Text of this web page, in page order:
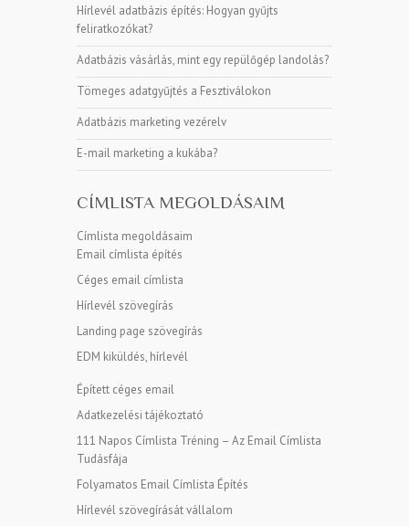
Hírlevél adatbázis építés: Hogyan gyűjts
feliratkozókat?
Adatbázis vásárlás, mint egy repülőgép landolás?
Tömeges adatgyűjtés a Fesztiválokon
Adatbázis marketing vezérelv
E-mail marketing a kukába?
CÍMLISTA MEGOLDÁSAIM
Címlista megoldásaim
Email címlista építés
Céges email címlista
Hírlevél szövegírás
Landing page szövegírás
EDM kiküldés, hírlevél
Épített céges email
Adatkezelési tájékoztató
111 Napos Címlista Tréning – Az Email Címlista
Tudásfája
Folyamatos Email Címlista Építés
Hírlevél szövegírását vállalom